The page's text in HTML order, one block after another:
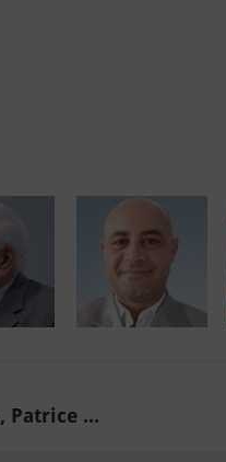
Patrice ...